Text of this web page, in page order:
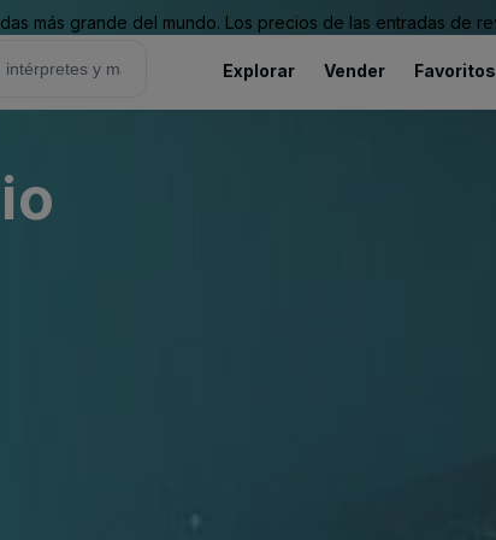
más grande del mundo. Los precios de las entradas de
Explorar Vender Favoritos